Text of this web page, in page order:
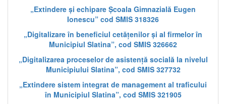
„Extindere și echipare Școala Gimnazială Eugen
Ionescu” cod SMIS 318326
„Digitalizare în beneficiul cetățenilor și al firmelor în
Municipiul Slatina”, cod SMIS 326662
„Digitalizarea proceselor de asistență socială la nivelul
Municipiului Slatina”, cod SMIS 327732
„Extindere sistem integrat de management al traficului
în Municipiul Slatina”, cod SMIS 321905